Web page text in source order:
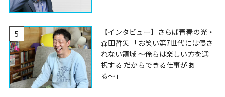
5
【インタビュー】さらば青春の光・
森田哲矢 「お笑い第7世代には侵さ
れない領域 〜俺らは楽しい方を選
択する だからできる仕事があ
る〜」